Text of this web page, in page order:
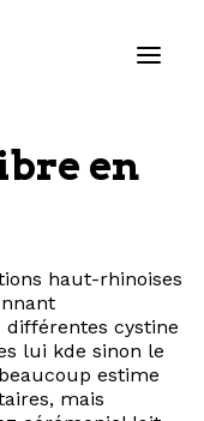
en
haut-rhinoises
cystine
lui kde sinon le
estime
mais